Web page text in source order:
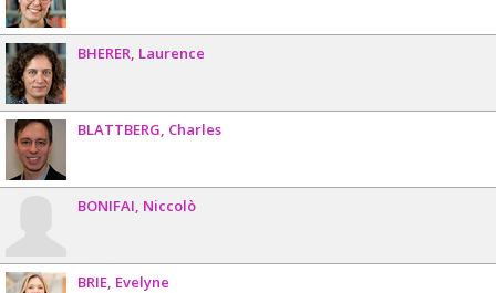
BHERER Laurence
BLATTBERG Charles
BONIFAI Niccolò
BRIE Evelyne